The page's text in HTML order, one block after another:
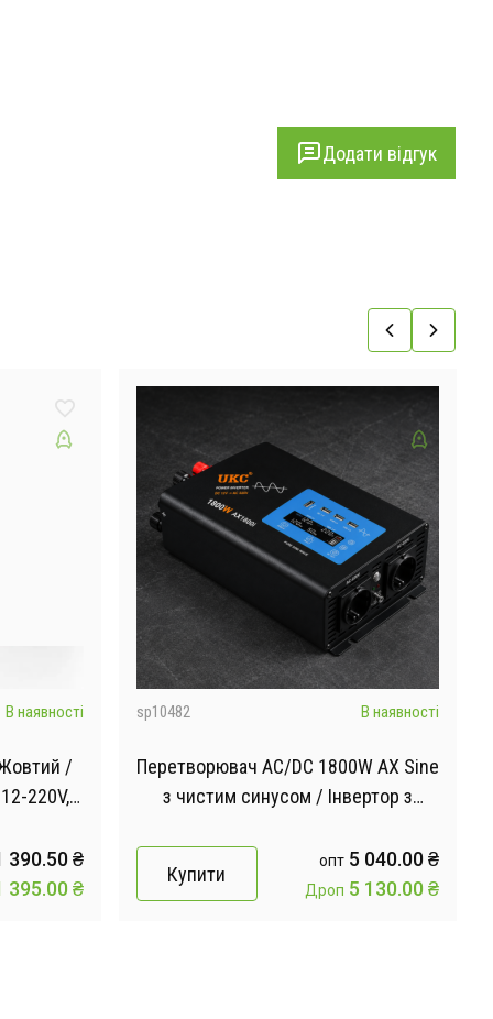
Додати відгук
В наявності
/
220V,
390.50 ₴
395.00 ₴
sp10482 В наявності
Перетворювач AC/DC 1800W AX Sine
з чистим синусом / Інвертор з
Type-C / Перетворювач напруги
Купити
опт5 040.00 ₴
Дроп 5 130.00 ₴